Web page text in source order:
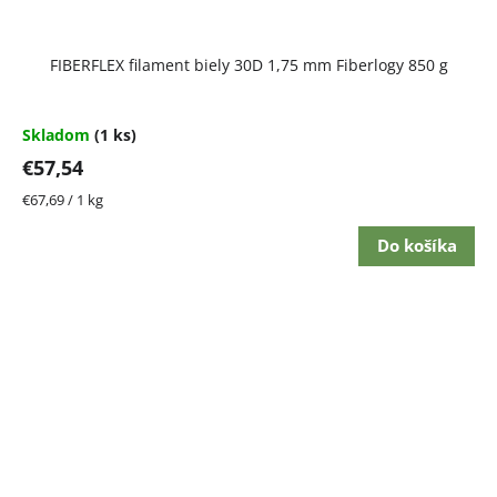
FIBERFLEX filament biely 30D 1,75 mm Fiberlogy 850 g
Skladom (1 ks)
€57,54
Jednotková
€67,69 / 1 kg
Do košíka